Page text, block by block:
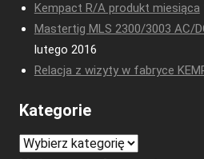
Kempact R/A produkt miesiąca
Mastertig MLS 2300/3003 AC/
lutego 2016
Relacja z wizyty w fabryce
Kategorie
Kategorie